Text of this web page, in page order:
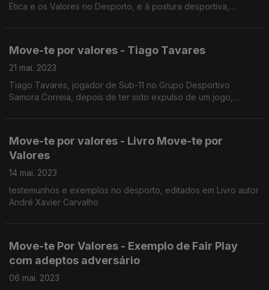
Ética e os Valores no Desporto, e à postura desportiva,
Move-te por valores - Tiago Tavares
21 mai. 2023
Tiago Tavares, jogador de Sub-11 no Grupo Desportivo
Samora Correia, depois de ter sido expulso de um jogo,
Move-te por valores - Livro Move-te por
Valores
14 mai. 2023
testemunhos e exemplos no desporto, editados em Livro autor
André Xavier Carvalho
Move-te Por Valores - Exemplo de Fair Play
com adeptos adversário
06 mai. 2023